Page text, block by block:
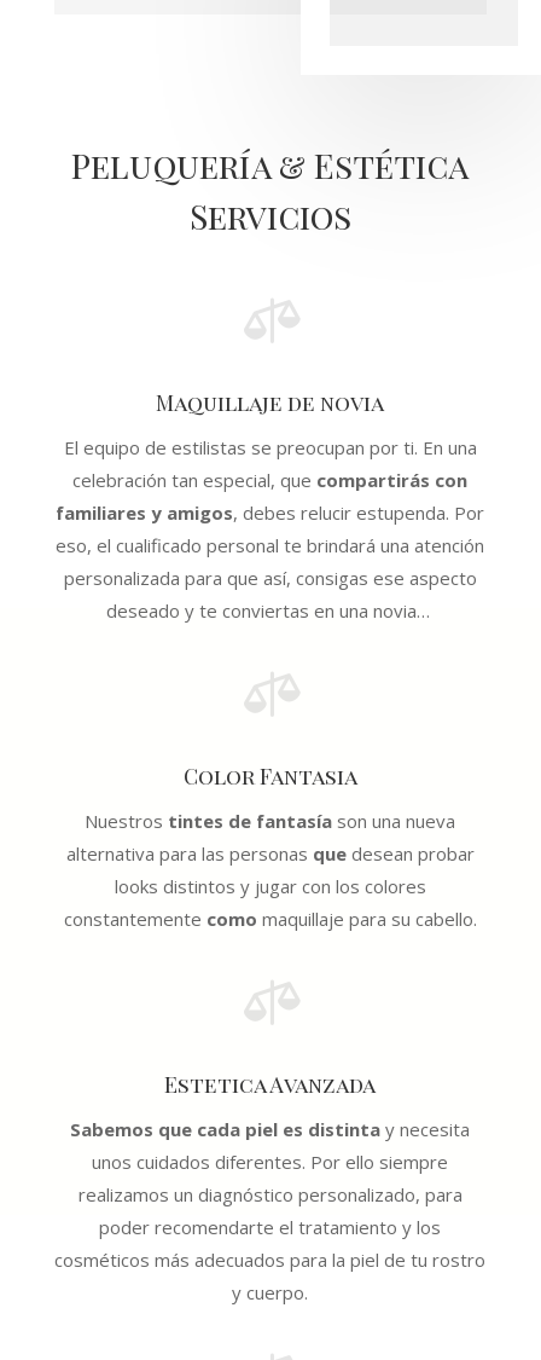
Peluquería & Estética
Servicios

Maquillaje de novia
El equipo de estilistas se preocupan por ti. En una
celebración tan especial, que compartirás con
familiares y amigos, debes relucir estupenda. Por
eso, el cualificado personal te brindará una atención
personalizada para que así, consigas ese aspecto
deseado y te conviertas en una novia…

Color Fantasia
Nuestros tintes de fantasía son una nueva
alternativa para las personas quedesean probar
looks distintos y jugar con los colores
constantemente como maquillaje para su cabello.

Estetica Avanzada
Sabemos que cada piel es distinta y necesita
unos cuidados diferentes. Por ello siempre
realizamos un diagnóstico personalizado, para
poder recomendarte el tratamiento y los
cosméticos más adecuados para la piel de tu rostro
y cuerpo.